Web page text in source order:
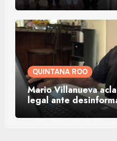
QUINTANA ROO
Mario Villanueva
legal ante